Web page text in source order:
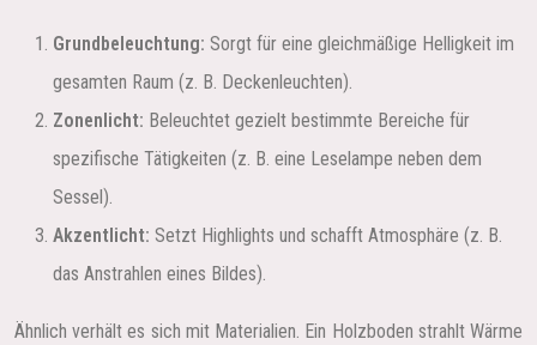
Grundbeleuchtung: Sorgt für eine gleichmäßige Helligkeit im
gesamten Raum (z. B. Deckenleuchten).
Zonenlicht: Beleuchtet gezielt bestimmte Bereiche für
spezifische Tätigkeiten (z. B. eine Leselampe neben dem
Sessel).
Akzentlicht: Setzt Highlights und schafft Atmosphäre (z. B.
das Anstrahlen eines Bildes).
Ähnlich verhält es sich mit Materialien. Ein Holzboden strahlt Wärme